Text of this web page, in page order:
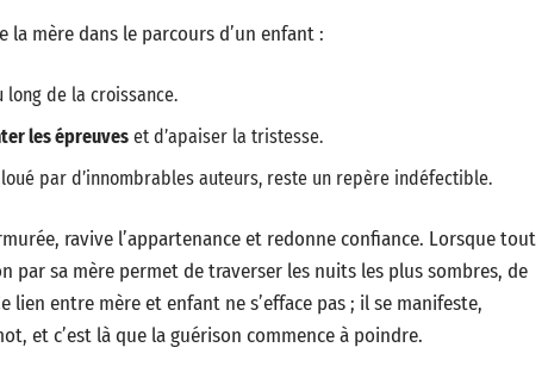
la mère dans le parcours d’un enfant :
de la croissance.
les épreuves et d’apaiser la tristesse.
par d’innombrables auteurs, reste un repère indéfectible.
ravive l’appartenance et redonne confiance. Lorsque tout
par sa mère permet de traverser les nuits les plus sombres, de
lien entre mère et enfant ne s’efface pas ; il se manifeste,
et c’est là que la guérison commence à poindre.